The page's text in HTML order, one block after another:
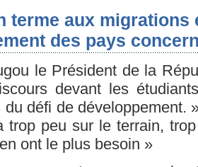
terme aux migrations
des pays
le Président de la
devant les
du défi de développement.
trop peu sur le terrain,
ont le plus besoin »